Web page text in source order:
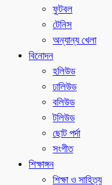
ফুটবল
টেনিস
অন্যান্য খেলা
বিনোদন
হলিউড
ঢালিউড
বলিউড
টলিউড
ছোট পর্দা
সংগীত
শিক্ষাঙ্গন
শিক্ষা ও সাহিত্য